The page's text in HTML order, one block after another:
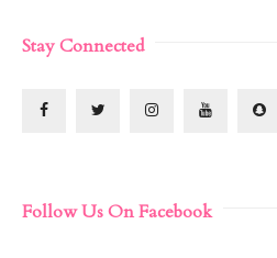
Stay Connected
Follow Us On Facebook